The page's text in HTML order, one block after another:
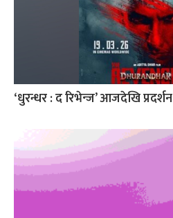
‘धुरन्धर : द रिभेन्ज’ आजदेखि प्रदर्शन